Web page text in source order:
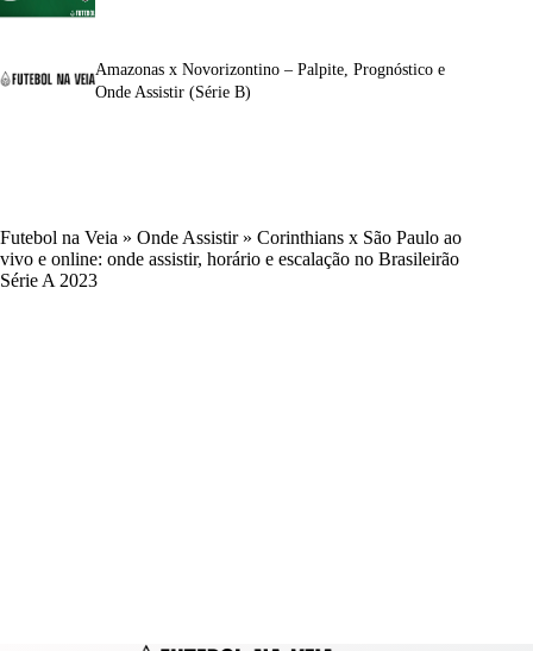
Amazonas x Novorizontino – Palpite, Prognóstico e
Onde Assistir (Série B)
Futebol na Veia » Onde Assistir» Corinthians x São Paulo ao
vivo e online: onde assistir, horário e escalação no Brasileirão
Série A 2023